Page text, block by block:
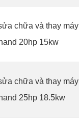
chữa và thay máy
20hp 15kw
chữa và thay máy
25hp 18.5kw